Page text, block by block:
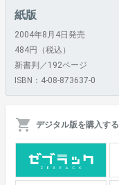
紙版
2004年8月4日発売
484円（税込）
新書判／192ページ
ISBN：4-08-873637-0
デジタル版を購入する